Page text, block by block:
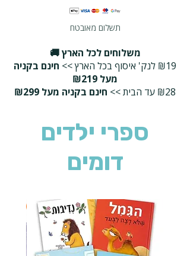
תשלום מאובטח
משלוחים לכל הארץ 🚚
₪19 לנק' איסוף בכל הארץ >>
חינם בקניה
מעל ₪219
₪28 עד הבית >>
חינם בקניה מעל ₪299
ספרי ילדים
דומים